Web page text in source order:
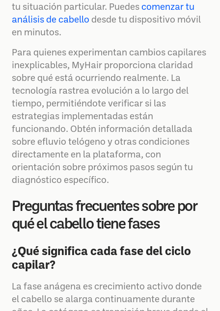
tu situación particular. Puedes comenzar tu
análisis de cabello desde tu dispositivo móvil
en minutos.
Para quienes experimentan cambios capilares
inexplicables, MyHair proporciona claridad
sobre qué está ocurriendo realmente. La
tecnología rastrea evolución a lo largo del
tiempo, permitiéndote verificar si las
estrategias implementadas están
funcionando. Obtén información detallada
sobre efluvio telógeno y otras condiciones
directamente en la plataforma, con
orientación sobre próximos pasos según tu
diagnóstico específico.
Preguntas frecuentes sobre por
qué el cabello tiene fases
¿Qué significa cada fase del ciclo
capilar?
La fase anágena es crecimiento activo donde
el cabello se alarga continuamente durante